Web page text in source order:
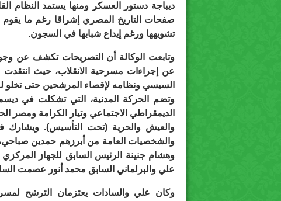
ديباجة دستور العسكر ومنها يستمد النظام
صفحات التاريخ المصري إشراقا رغم ما
تشويهها ورغم إيداع شبابها في السجون.
وتابعت الوكالة أن التصريحات تكشف عن
عن إجراءات مسرحية الانقلاب، حيث انتقدت
السيسي ونظامه لإقصاء المرشحين حتى تخلو
وتضم الحركة المدنية، التي تشكلت في
الديمقراطي الاجتماعي وتيار الكرامة ومصر
وهشام جنينة الرئيس السابق للجهاز
علي والبرلماني السابق محمد أنور عصمت
وكان علي والسادات يعتزمان الترشح